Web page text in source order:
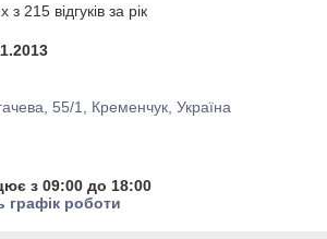
215 відгуків за рік
55/1, Кременчук, Україна
з 09:00 до 18:00
графік роботи